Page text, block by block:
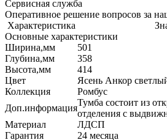
Сервисная служба
Оперативное решение вопросов за
Характеристика
Основные характеристики
Ширина,мм
501
Глубина,мм
358
Высота,мм
414
Цвет
Ясень Анкор
Коллекция
Ромбус
Доп.информация
Тумба состоит из
отделения с
Материал
ЛДСП
Гарантия
24 месяца